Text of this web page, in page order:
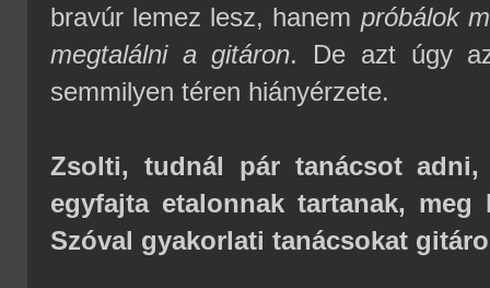
bravúr lemez lesz, hanem próbálok
megtalálni a gitáron. De azt úgy
semmilyen téren hiányérzete.
Zsolti, tudnál pár tanácsot
egyfajta etalonnak tartanak,
Szóval gyakorlati tanácsokat